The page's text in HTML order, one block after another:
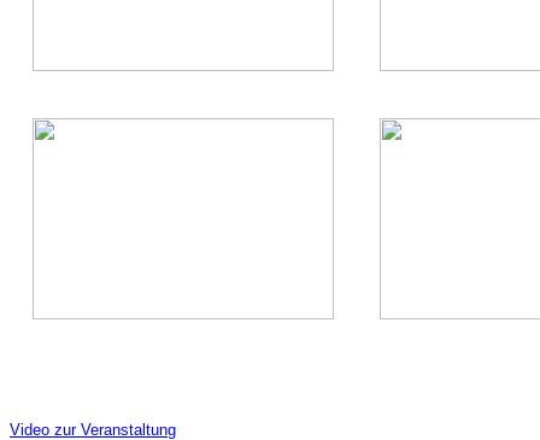
Video zur Veranstaltung